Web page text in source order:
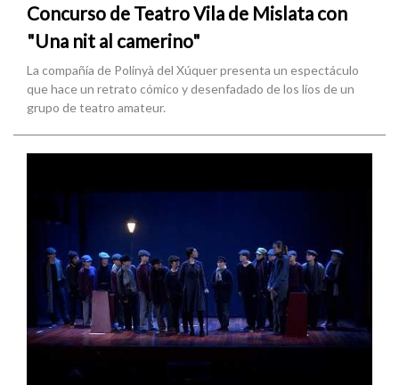
Concurso de Teatro Vila de Mislata con
"Una nit al camerino"
La compañía de Polinyà del Xúquer presenta un espectáculo
que hace un retrato cómico y desenfadado de los líos de un
grupo de teatro amateur.